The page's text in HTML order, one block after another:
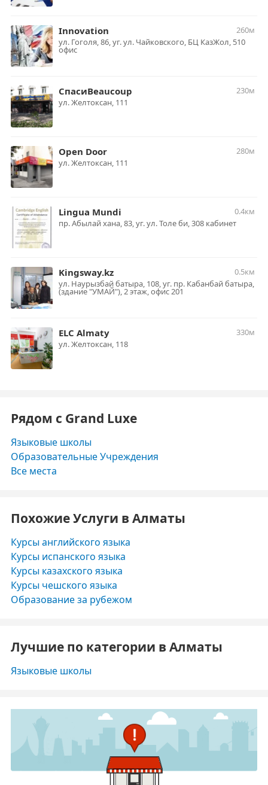
Innovation
260м
ул. Гоголя, 86, уг. ул. Чайковского, БЦ КазЖол, 510
офис
СпасиBeaucoup
230м
ул. Желтоксан, 111
Open Door
280м
ул. Желтоксан, 111
Lingua Mundi
0.4км
пр. Абылай хана, 83, уг. ул. Толе би, 308 кабинет
Kingsway.kz
0.5км
ул. Наурызбай батыра, 108, уг. пр. Кабанбай батыра,
(здание "УМАЙ"), 2 этаж, офис 201
ELC Almaty
330м
ул. Желтоксан, 118
Рядом с Grand Luxe
Языковые школы
Образовательные Учреждения
Все места
Похожие Услуги в Алматы
Курсы английского языка
Курсы испанского языка
Курсы казахского языка
Курсы чешского языка
Образование за рубежом
Лучшие по категории в Алматы
Языковые школы